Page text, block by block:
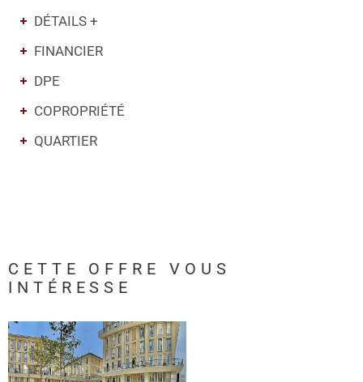
DÉTAILS +
FINANCIER
DPE
COPROPRIÉTÉ
QUARTIER
CETTE OFFRE
VOUS
INTÉRESSE